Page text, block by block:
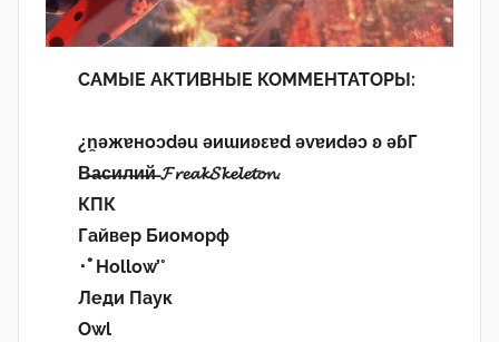
САМЫЕ АКТИВНЫЕ КОММЕНТАТОРЫ:
¿n̯ǝжɐноɔdǝu ǝиɯиʚεɐd ǝvɐиdǝɔ ʚ ǝɓГ
В̶а̶с̶и̶л̶и̶й̶ 𝓕𝓻𝓮𝓪𝓴𝓢𝓴𝓮𝓵𝓮𝓽𝓸𝓷.
КПК
Гайвер Биоморф
･ﾟHollow’°
Леди Паук
Owl